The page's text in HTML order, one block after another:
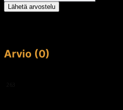
Lähetä arvostelu
Arvio (0)